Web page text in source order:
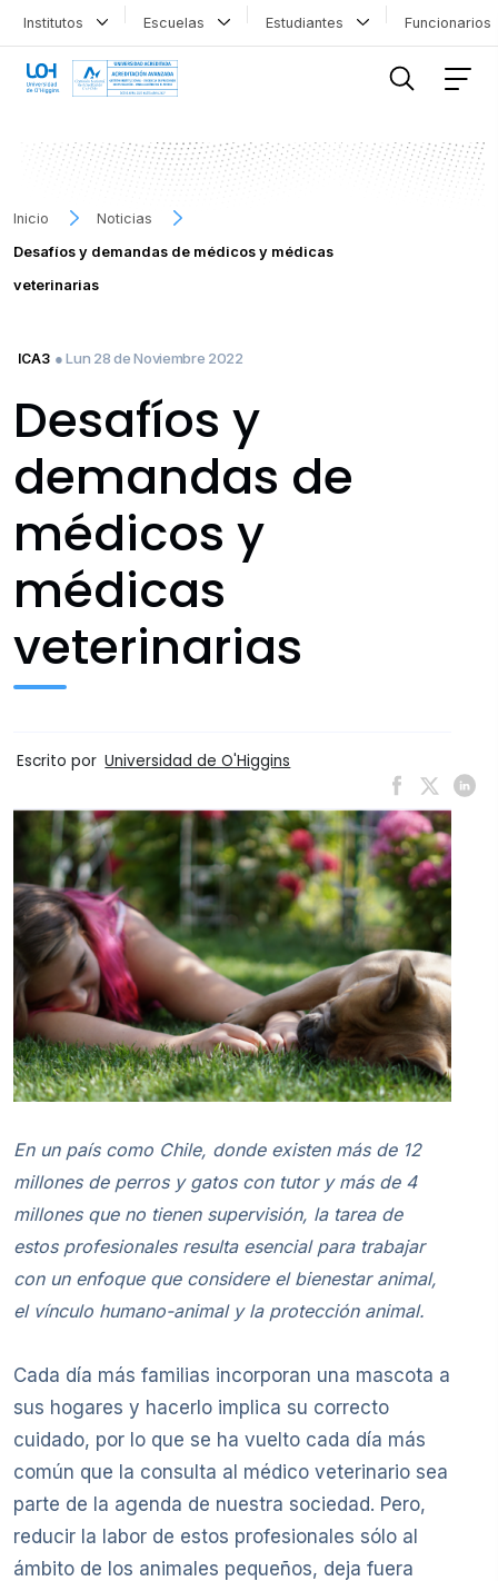
Institutos Escuelas Estudiantes
Inicio
Noticias
Desafíos y demandas de médicos y médicas
veterinarias
ICA3 ● Lun 28 de Noviembre 2022
Desafíos y
demandas de
médicos y
médicas
veterinarias
Escrito por Universidad de O'Higgins
En un país como Chile, donde existen más de 12
millones de perros y gatos con tutor y más de 4
millones que no tienen supervisión, la tarea de
estos profesionales resulta esencial para trabajar
con un enfoque que considere el bienestar animal,
el vínculo humano-animal y la protección animal.
Cada día más familias incorporan una mascota a
sus hogares y hacerlo implica su correcto
cuidado, por lo que se ha vuelto cada día más
común que la consulta al médico veterinario sea
parte de la agenda de nuestra sociedad. Pero,
reducir la labor de estos profesionales sólo al
ámbito de los animales pequeños, deja fuera